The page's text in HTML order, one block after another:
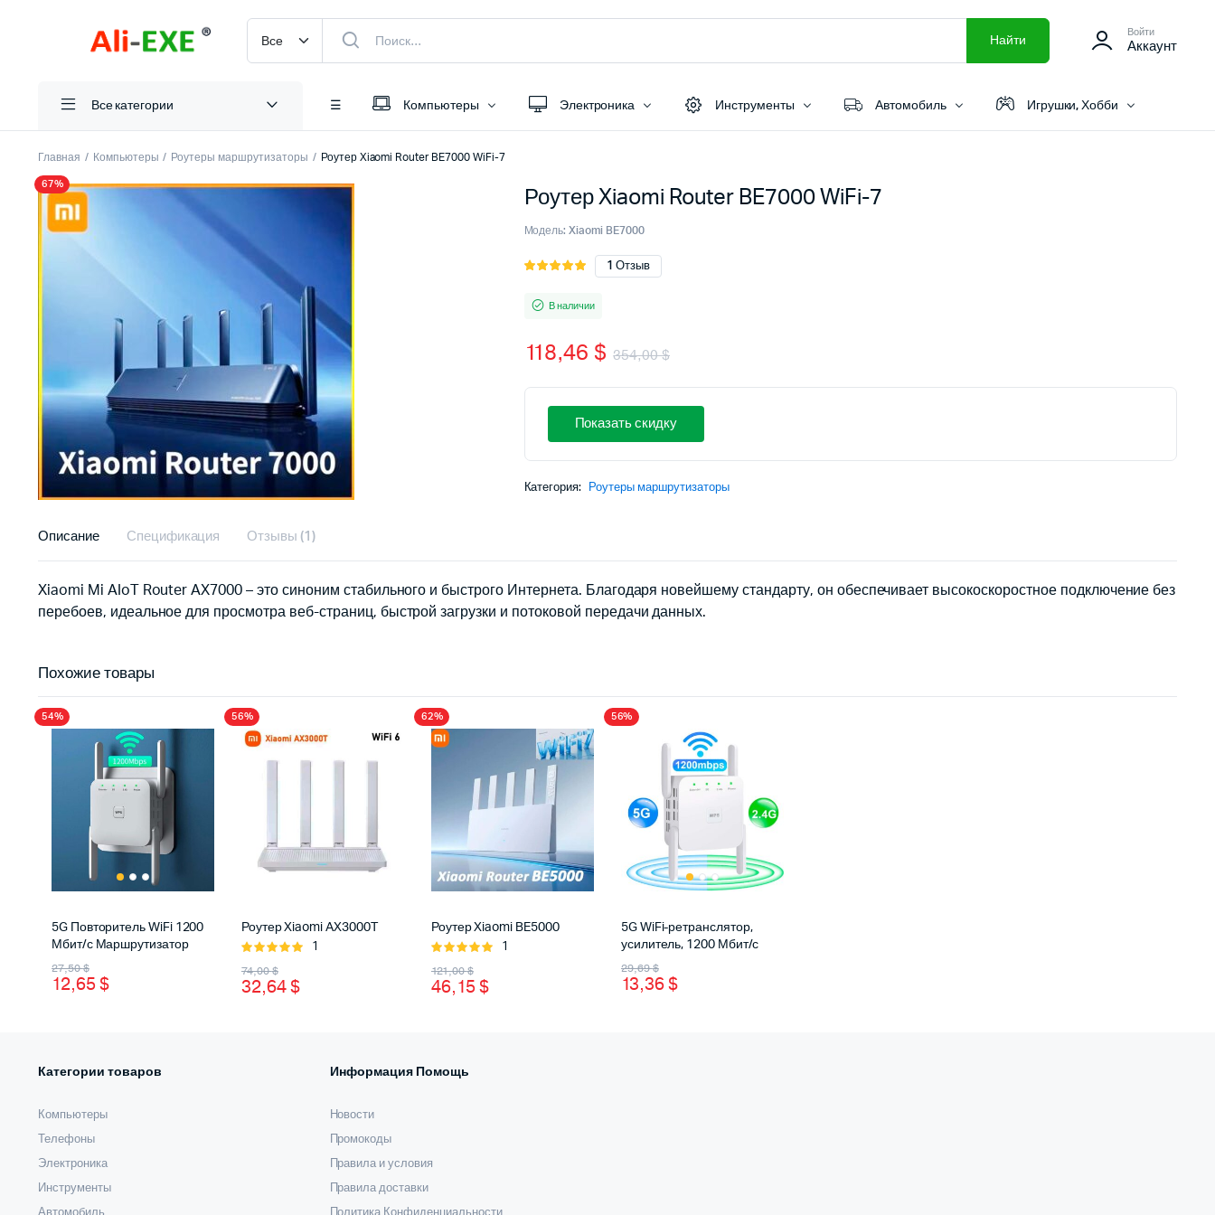
Найти
Войти
Аккаунт
Все категории ☰ Компьютеры Электроника Инструменты Автомобиль Игрушки, Хобби
Главная Компьютеры Роутеры маршрутизаторы Роутер Xiaomi Router BE7000 WiFi-7
67%
Роутер Xiaomi Router BE7000 WiFi-7
Модель: Xiaomi BE7000
Рейтинг
на основе
1 Отзыв
В наличии
354,00$
Первоначальная
цена
составляла
354,00 $.
118,46 $
Текущая
цена:
118,46 $.
Показать скидку
Категория: Роутеры маршрутизаторы
Описание Спецификация Отзывы (1)
Xiaomi Mi AIoT Router AX7000 – это синоним стабильного и быстрого Интернета. Благодаря новейшему стандарту, он обеспечивает высокоскоростное подключение без
перебоев, идеальное для просмотра веб-страниц, быстрой загрузки и потоковой передачи данных.
Похожие товары
54%
5G Повторитель WiFi 1200
Мбит/с Маршрутизатор
27,50$
Первоначальная
цена
12,65$
Текущая
цена:
56%
Роутер Xiaomi AX3000T
Оценка
из 5
1
74,00$
Первоначальная
цена
32,64$
Текущая
цена:
62%
Роутер Xiaomi BE5000
Оценка
из 5
1
121,00$
Первоначальная
цена
46,15$
Текущая
цена:
56%
5G WiFi-ретранслятор,
усилитель, 1200 Мбит/с
29,69$
Первоначальная
цена
13,36$
Текущая
цена:
Категории товаров
Компьютеры
Телефоны
Электроника
Инструменты
Автомобиль
Информация Помощь
Новости
Промокоды
Правила и условия
Правила доставки
Политика Конфиденциальности